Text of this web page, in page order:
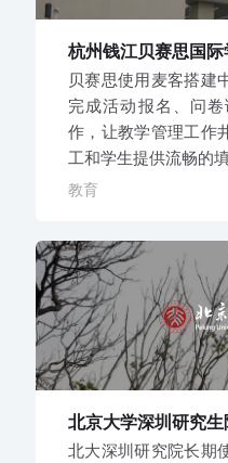
杭州钱江贝赛思国际
贝赛思使用麦客搭建
完成活动报名、问
作，让教学管理工作
工和学生提供流畅的填
教育
北京大学深圳研究生
北大深圳研究院长期